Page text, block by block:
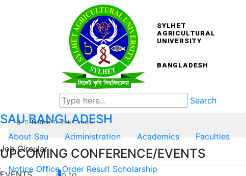
SYLHET
AGRICULTURAL
UNIVERSITY
BANGLADESH
Search
SAUBANGLADESH
About Sau Administration Academics Faculties
UPCOMING CONFERENCE/EVENTS
Notice Job Circular
Job Circular
Notice Office Order Result Scholarship